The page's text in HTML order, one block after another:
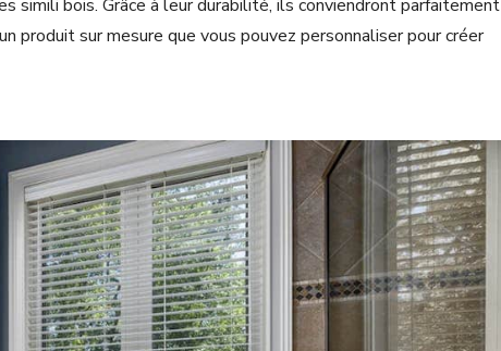
simili bois. Grâce à leur durabilité, ils conviendront parfaitement
produit sur mesure que vous pouvez personnaliser pour créer